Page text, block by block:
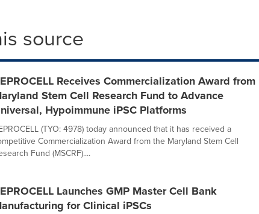
source
Receives Commercialization Award from
Stem Cell Research Fund to Advance
Hypoimmune iPSC Platforms
(TYO: 4978) today announced that it has received a
Commercialization Award from the Maryland Stem Cell
Fund (MSCRF)....
Launches GMP Master Cell Bank
for Clinical iPSCs